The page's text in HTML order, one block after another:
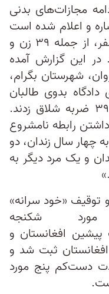
مجازات‌های بدنی
و اعلام شده است
که طی سه ماه، دست‌کم ۳۱۲ نفر، از جمله ۳۹ زن و
در این گزارش آمده
شهرستان بگرام،
بدوی طالبان
پنج مرد و سه زن را هر کدام ۳۹ ضربه شلاق زدند.
رابطه نامشروع
چهار سال زندان، دو
و یک مرد دیگر به
و توقیف «خود سرانه»
۹ مورد شکنجه
افغانستان و
ثبت شد و
دست‌کم پنج مورد